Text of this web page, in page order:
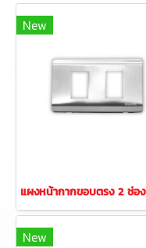
New
New